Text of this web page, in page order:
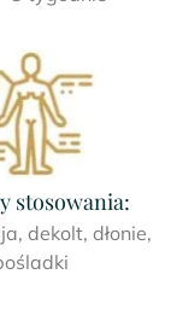
stosowania:
dekolt, dłonie,